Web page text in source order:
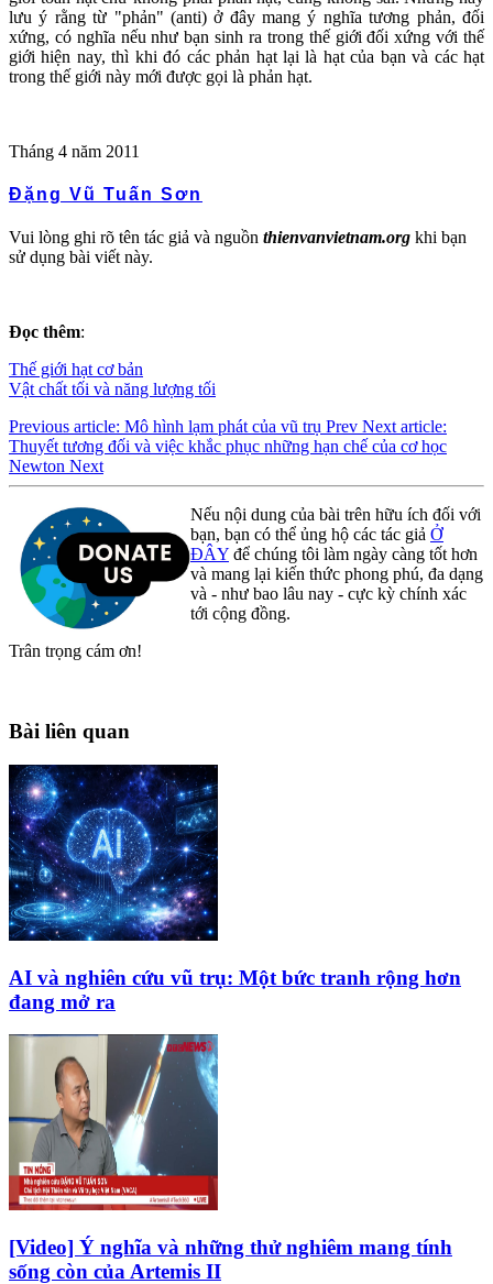
lưu ý rằng từ "phản" (anti) ở đây mang ý nghĩa tương phản, đối
xứng, có nghĩa nếu như bạn sinh ra trong thế giới đối xứng với thế
giới hiện nay, thì khi đó các phản hạt lại là hạt của bạn và các hạt
trong thế giới này mới được gọi là phản hạt.
Tháng 4 năm 2011
Đặng Vũ Tuấn Sơn
Vui lòng ghi rõ tên tác giả và nguồn thienvanvietnam.org khi bạn
sử dụng bài viết này.
Đọc thêm:
Thế giới hạt cơ bản
Vật chất tối và năng lượng tối
Previous article: Mô hình lạm phát của vũ trụ Prev Next article:
Thuyết tương đối và việc khắc phục những hạn chế của cơ học
Newton Next
Nếu nội dung của bài trên hữu ích đối với
bạn, bạn có thể ủng hộ các tác giả Ở
ĐÂY để chúng tôi làm ngày càng tốt hơn
và mang lại kiến thức phong phú, đa dạng
và - như bao lâu nay - cực kỳ chính xác
tới cộng đồng.
Trân trọng cám ơn!
Bài liên quan
AI và nghiên cứu vũ trụ: Một bức tranh rộng hơn
đang mở ra
[Video] Ý nghĩa và những thử nghiêm mang tính
sống còn của Artemis II